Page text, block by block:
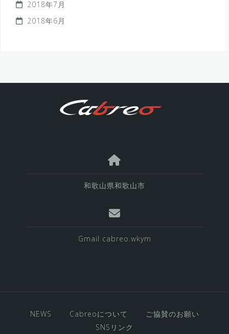
2018年7月
2018年6月
和歌山県和歌山市
Gmail cabreo.wkym
NEWS Cabreoについて
ご協賛のお願い
SNSリンク